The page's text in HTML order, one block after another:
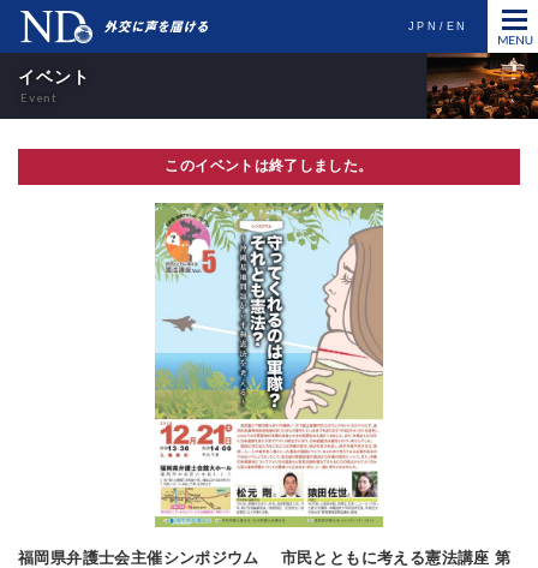
JPN EN
イベント
このイベントは終了しました。
福岡県弁護士会主催シンポジウム 市民とともに考える憲法講座 第